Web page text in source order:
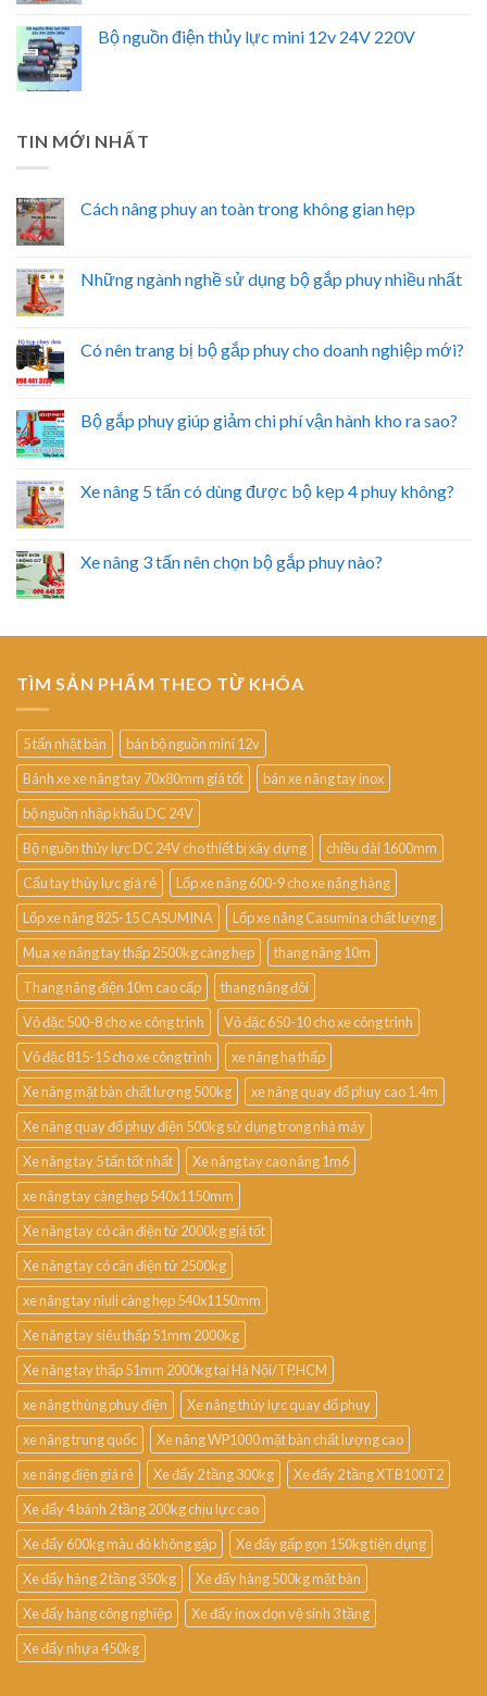
Bộ nguồn điện thủy lực mini 12v 24V 220V
TIN MỚI NHẤT
Cách nâng phuy an toàn trong không gian hẹp
Những ngành nghề sử dụng bộ gắp phuy nhiều nhất
Có nên trang bị bộ gắp phuy cho doanh nghiệp mới?
Bộ gắp phuy giúp giảm chi phí vận hành kho ra sao?
Xe nâng 5 tấn có dùng được bộ kẹp 4 phuy không?
Xe nâng 3 tấn nên chọn bộ gắp phuy nào?
TÌM SẢN PHẨM THEO TỪ KHÓA
5 tấn nhật bản
bán bộ nguồn mini 12v
Bánh xe xe nâng tay 70x80mm giá tốt
bán xe nâng tay inox
bộ nguồn nhập khẩu DC 24V
Bộ nguồn thủy lực DC 24V cho thiết bị xây dựng
chiều dài 1600mm
Cẩu tay thủy lực giá rẻ
Lốp xe nâng 600-9 cho xe nâng hàng
Lốp xe nâng 825-15 CASUMINA
Lốp xe nâng Casumina chất lượng
Mua xe nâng tay thấp 2500kg càng hẹp
thang nâng 10m
Thang nâng điện 10m cao cấp
thang nâng đôi
Vỏ đặc 500-8 cho xe công trình
Vỏ đặc 650-10 cho xe công trình
Vỏ đặc 815-15 cho xe công trình
xe nâng hạ thấp
Xe nâng mặt bàn chất lượng 500kg
xe nâng quay đổ phuy cao 1.4m
Xe nâng quay đổ phuy điện 500kg sử dụng trong nhà máy
Xe nâng tay 5 tấn tốt nhất
Xe nâng tay cao nâng 1m6
xe nâng tay càng hẹp 540x1150mm
Xe nâng tay có cân điện tử 2000kg giá tốt
Xe nâng tay có cân điện tử 2500kg
xe nâng tay niuli càng hẹp 540x1150mm
Xe nâng tay siêu thấp 51mm 2000kg
Xe nâng tay thấp 51mm 2000kg tại Hà Nội/TP.HCM
xe nâng thùng phuy điện
Xe nâng thủy lực quay đổ phuy
xe nâng trung quốc
Xe nâng WP1000 mặt bàn chất lượng cao
xe nâng điện giá rẻ
Xe đẩy 2 tầng 300kg
Xe đẩy 2 tầng XTB100T2
Xe đẩy 4 bánh 2 tầng 200kg chịu lực cao
Xe đẩy 600kg màu đỏ không gập
Xe đẩy gấp gọn 150kg tiện dụng
Xe đẩy hàng 2 tầng 350kg
Xe đẩy hàng 500kg mặt bàn
Xe đẩy hàng công nghiệp
Xe đẩy inox dọn vệ sinh 3 tầng
Xe đẩy nhựa 450kg